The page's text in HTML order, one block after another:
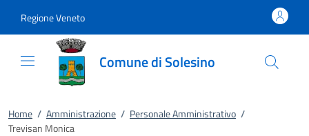
Regione Veneto
Comune di Solesino
Home / Amministrazione / Personale Amministrativo /
Trevisan Monica